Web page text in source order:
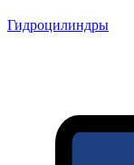
Гидроцилиндры